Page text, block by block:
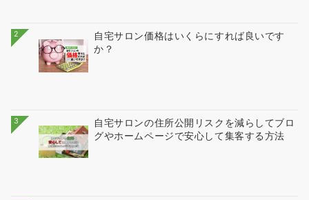
2
自宅サロン価格はいくらにすれば良いです
か？
3
自宅サロンの住所公開リスクを減らしてブロ
グやホームページで安心して集客する方法